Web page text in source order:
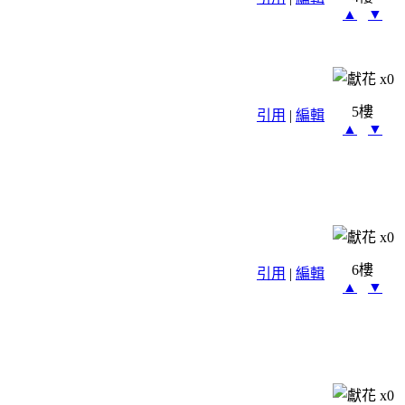
▲
▼
x0
引用 | 編輯
5樓
▲
▼
x0
引用 | 編輯
6樓
▲
▼
x0